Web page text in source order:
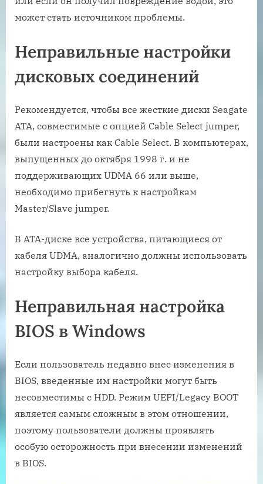
может стать источником проблемы.
Неправильные настройки
дисковых соединений
Рекомендуется, чтобы все жесткие диски Seagate
ATA, совместимые с опцией Cable Select jumper,
были настроены как Cable Select. В компьютерах,
выпущенных до октября 1998 г. и не
поддерживающих UDMA 66 или выше,
необходимо прибегнуть к настройкам
Master/Slave jumper.
В ATA-диске все устройства, питающиеся от
кабеля UDMA, аналогично должны использовать
настройку выбора кабеля.
Неправильная настройка
BIOS в Windows
Если пользователь недавно внес изменения в
BIOS, введенные им настройки могут быть
несовместимы с HDD. Режим UEFI/Legacy BOOT
является самым сложным в этом отношении,
поэтому пользователи должны проявлять
особую осторожность при внесении изменений
в BIOS.